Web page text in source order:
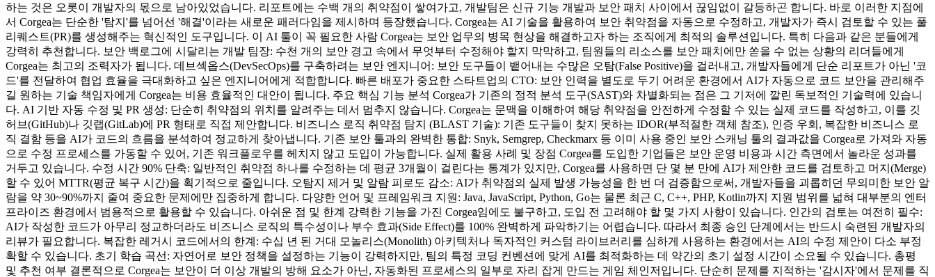
하는 것은 오롯이 개발자의 몫으로 남아있었습니다. 리포트에는 수백 개의 취약점이 쌓여가고, 개발팀은 신규 기능 개발과 보안 패치 사이에서 끊임없이 갈등하곤 합니다. 바로 이러한 지점에
서 Corgea는 단순한 '탐지'를 넘어선 '해결'이라는 새로운 패러다임을 제시하며 등장했습니다. Corgea는 AI 기술을 활용하여 보안 취약점을 자동으로 수정하고, 개발자가 즉시 검토할 수 있는 풀
리퀘스트(PR)를 생성해주는 혁신적인 도구입니다. 이 AI 툴이 꼭 필요한 사람 Corgea는 보안 업무의 병목 현상을 해결하고자 하는 조직에게 최적의 솔루션입니다. 특히 다음과 같은 분들에게
강력히 추천합니다. 보안 백로그에 시달리는 개발 팀장: 수천 개의 보안 경고 속에서 무엇부터 수정해야 할지 막막하고, 팀원들의 리소스를 보안 패치에만 쏟을 수 없는 상황의 리더들에게
Corgea는 최고의 조력자가 됩니다. 데브섹옵스(DevSecOps)를 구축하려는 보안 엔지니어: 보안 도구들이 뱉어내는 수많은 오탐(False Positive)을 걸러내고, 개발자들에게 단순 리포트가 아닌 '코
드'를 전달하여 협업 효율을 극대화하고 싶은 엔지니어에게 적합합니다. 빠른 배포가 중요한 스타트업의 CTO: 보안 인력을 별도로 두기 어려운 환경에서 AI가 자동으로 코드 보안을 관리해주
길 원하는 기술 책임자에게 Corgea는 비용 효율적인 대안이 됩니다. 주요 핵심 기능 분석 Corgea가 기존의 정적 분석 도구(SAST)와 차별화되는 점은 그 기저에 깔린 독보적인 기술력에 있습니
다. AI 기반 자동 수정 및 PR 생성: 단순히 취약점의 위치를 알려주는 데서 멈추지 않습니다. Corgea는 문맥을 이해하여 해당 취약점을 안전하게 수정할 수 있는 실제 코드를 작성하고, 이를 깃
허브(GitHub)나 깃랩(GitLab)에 PR 형태로 직접 제안합니다. 비즈니스 로직 취약점 탐지 (BLAST 기술): 기존 도구들이 찾지 못하는 IDOR(부적절한 객체 참조), 인증 우회, 복잡한 비즈니스 로
직 결함 등을 AI가 코드의 흐름을 분석하여 정교하게 찾아냅니다. 기존 보안 툴과의 완벽한 통합: Snyk, Semgrep, Checkmarx 등 이미 사용 중인 보안 스캐닝 툴의 결과값을 Corgea로 가져와 자동
으로 수정 프로세스를 가동할 수 있어, 기존 워크플로우를 헤치지 않고 도입이 가능합니다. 실제 활용 사례 및 장점 Corgea를 도입한 기업들은 보안 운영 비용과 시간 측면에서 놀라운 성과를
거두고 있습니다. 수정 시간 90% 단축: 일반적인 취약점 하나를 수정하는 데 평균 3개월이 걸린다는 통계가 있지만, Corgea를 사용하면 단 몇 분 만에 AI가 제안한 코드를 검토하고 머지(Merge)
할 수 있어 MTTR(평균 복구 시간)을 획기적으로 줄입니다. 오탐지 제거 및 알람 피로도 감소: AI가 취약점의 실제 발생 가능성을 한 번 더 검증함으로써, 개발자들을 괴롭히던 무의미한 보안 알
람을 약 30~90%까지 줄여 중요한 문제에만 집중하게 합니다. 다양한 언어 및 프레임워크 지원: Java, JavaScript, Python, Go는 물론 최근 C, C++, PHP, Kotlin까지 지원 범위를 넓혀 대부분의 엔터
프라이즈 환경에서 범용적으로 활용할 수 있습니다. 아쉬운 점 및 한계 강력한 기능을 가진 Corgea임에도 불구하고, 도입 전 고려해야 할 몇 가지 사항이 있습니다. 인간의 검토는 여전히 필수:
AI가 작성한 코드가 아무리 정교하더라도 비즈니스 로직의 특수성이나 부수 효과(Side Effect)를 100% 완벽하게 파악하기는 어렵습니다. 따라서 최종 승인 단계에서는 반드시 숙련된 개발자의
리뷰가 필요합니다. 복잡한 레거시 코드에서의 한계: 수십 년 된 거대 모놀리스(Monolith) 아키텍처나 독자적인 커스텀 라이브러리를 심하게 사용하는 환경에서는 AI의 수정 제안이 다소 부정
확할 수 있습니다. 초기 학습 곡선: 자연어로 보안 정책을 설정하는 기능이 강력하지만, 팀의 특정 코딩 컨벤션에 맞게 AI를 최적화하는 데 약간의 초기 설정 시간이 소요될 수 있습니다. 총평
및 추천 여부 결론적으로 Corgea는 보안이 더 이상 개발의 방해 요소가 아닌, 자동화된 프로세스의 일부로 자리 잡게 만드는 게임 체인저입니다. 단순히 문제를 지적하는 '감시자'에서 문제를 직